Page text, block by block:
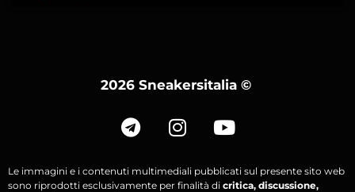
2026 Sneakersitalia ©
Le immagini e i contenuti multimediali pubblicati sul presente sito web
sono riprodotti esclusivamente per finalità di critica, discussione,